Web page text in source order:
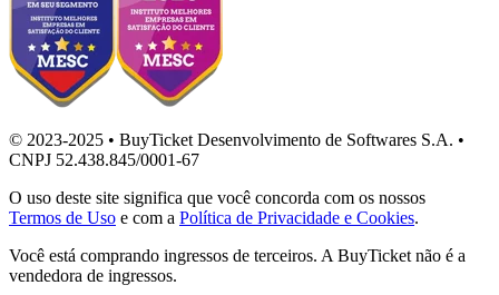
© 2023-2025 • BuyTicket Desenvolvimento de Softwares S.A. •
CNPJ 52.438.845/0001-67
O uso deste site significa que você concorda com os nossos
Termos de Uso e com a Política de Privacidade e Cookies.
Você está comprando ingressos de terceiros. A BuyTicket não é a
vendedora de ingressos.